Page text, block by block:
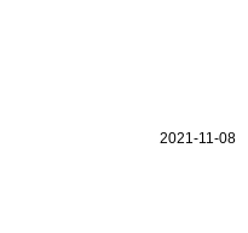
2021-11-08